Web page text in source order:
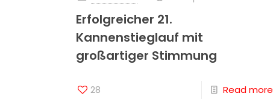
Erfolgreicher 21.
Kannenstieglauf mit
großartiger Stimmung
28 Read more